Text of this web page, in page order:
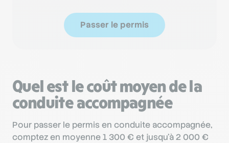
Passer le permis
Quel est le coût moyen de la
conduite accompagnée
Pour passer le permis en conduite accompagnée,
comptez en moyenne 1 300 € et jusqu’à 2 000 €